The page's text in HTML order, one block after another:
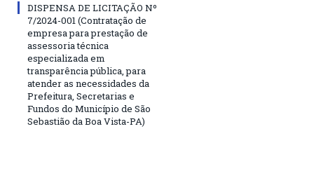
DISPENSA DE LICITAÇÃO Nº
7/2024-001 (Contratação de
empresa para prestação de
assessoria técnica
especializada em
transparência pública, para
atender as necessidades da
Prefeitura, Secretarias e
Fundos do Município de São
Sebastião da Boa Vista-PA)